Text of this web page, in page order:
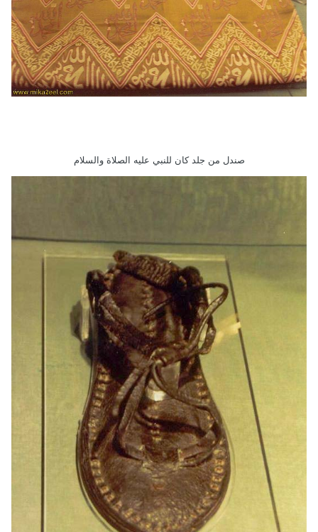
صندل من جلد كان للنبي عليه الصلاة والسلام